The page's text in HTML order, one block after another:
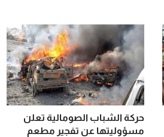
حركة الشباب الصومالية تعلن
مسؤوليتها عن تفجير مطعم